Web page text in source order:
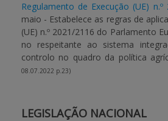
Regulamento de Execução (UE) n.º
maio - Estabelece as regras de
(UE) n.º 2021/2116 do Parlamento
no respeitante ao sistema
controlo no quadro da política
08.07.2022 p.23)
LEGISLAÇÃO NACIONAL